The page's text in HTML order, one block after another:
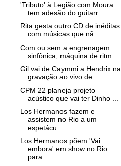
'Tributo' à Legião com Moura
tem adesão do guitarr...
Rita gesta outro CD de inéditas
com músicas que nã...
Com ou sem a engrenagem
sinfônica, máquina de ritm...
Gil vai de Caymmi a Hendrix na
gravação ao vivo de...
CPM 22 planeja projeto
acústico que vai ter Dinho ...
Los Hermanos fazem e
assistem no Rio a um
espetácu...
Los Hermanos põem 'Vai
embora' em show no Rio
para...